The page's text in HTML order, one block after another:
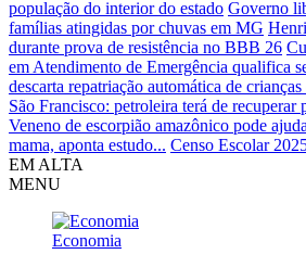
população do interior do estado Governo
famílias atingidas por chuvas em MG
durante prova de resistência no BBB 26
em Atendimento de Emergência qualifica
descarta repatriação automática de crianças
São Francisco: petroleira terá de recuperar
Veneno de escorpião amazônico pode
mama, aponta estudo... Censo Escolar
EM ALTA
MENU
Economia